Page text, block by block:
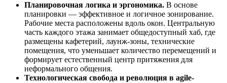
Планировочная логика и эргономика. В основе
планировки — эффективное и логичное зонирование.
Рабочие места расположены вдоль окон. Центральную
часть каждого этажа занимает общедоступный хаб, где
размещены кафетерий, лаунж-зоны, технические
помещения, что уменьшает количество перемещений и
формирует естественный центр притяжения для
неформального общения.
Технологическая свобода и революция в agile-